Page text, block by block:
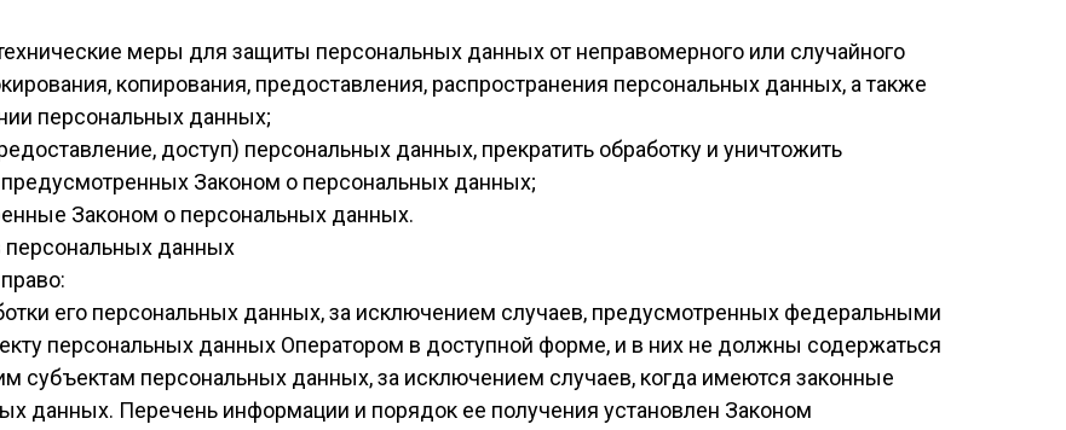
меры для защиты персональных данных от неправомерного или случайного
копирования, предоставления, распространения персональных данных, а также
персональных данных;
доступ) персональных данных, прекратить обработку и уничтожить
Законом о персональных данных;
Законом о персональных данных.
персональных данных
его персональных данных, за исключением случаев, предусмотренных федеральными
персональных данных Оператором в доступной форме, и в них не должны содержаться
субъектам персональных данных, за исключением случаев, когда имеются законные
данных. Перечень информации и порядок ее получения установлен Законом